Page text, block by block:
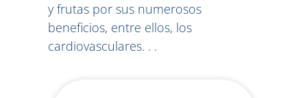
y frutas por sus numerosos
beneficios, entre ellos, los
cardiovasculares. . .